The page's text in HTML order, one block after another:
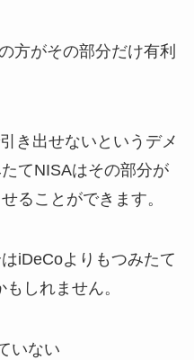
方がその部分だけ有利
き出せないというデメ
てNISAはその部分が
ることができます。
iDeCoよりもつみたて
しれません。
いない